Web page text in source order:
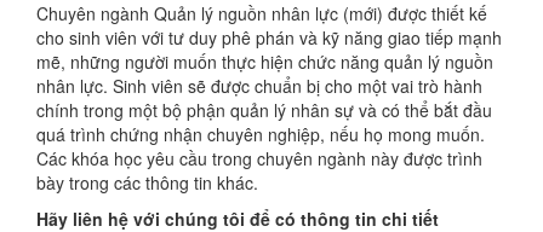
Chuyên ngành Quản lý nguồn nhân lực (mới) được thiết kế
cho sinh viên với tư duy phê phán và kỹ năng giao tiếp mạnh
mẽ, những người muốn thực hiện chức năng quản lý nguồn
nhân lực. Sinh viên sẽ được chuẩn bị cho một vai trò hành
chính trong một bộ phận quản lý nhân sự và có thể bắt đầu
quá trình chứng nhận chuyên nghiệp, nếu họ mong muốn.
Các khóa học yêu cầu trong chuyên ngành này được trình
bày trong các thông tin khác.
Hãy liên hệ với chúng tôi để có thông tin chi tiết